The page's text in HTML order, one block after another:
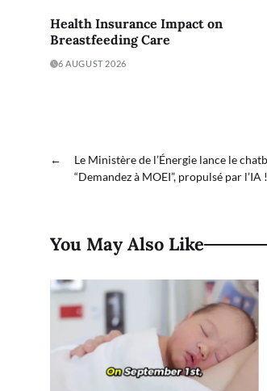
Health Insurance Impact on
Breastfeeding Care
6 AUGUST 2026
←
Le Ministère de l’Énergie lance le
“Demandez à MOEI”, propulsé par l’IA !
You May Also Like